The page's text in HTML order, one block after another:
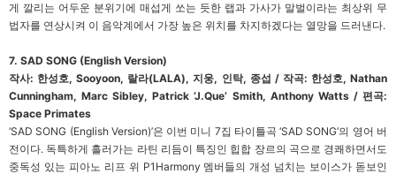
게 깔리는 어두운 분위기에 매섭게 쏘는 듯한 랩과 가사가 말벌이라는 최상위 무
법자를 연상시켜 이 음악계에서 가장 높은 위치를 차지하겠다는 열망을 드러낸다.
7. SAD SONG (English Version)
작사: 한성호, Sooyoon, 랄라(LALA), 지웅, 인탁, 종섭 / 작곡: 한성호, Nathan
Cunningham, Marc Sibley, Patrick ‘J.Que’ Smith, Anthony Watts / 편곡:
Space Primates
‘SAD SONG (English Version)’은 이번 미니 7집 타이틀곡 ‘SAD SONG’의 영어 버
전이다. 독특하게 흘러가는 라틴 리듬이 특징인 힙합 장르의 곡으로 경쾌하면서도
중독성 있는 피아노 리프 위 P1Harmony 멤버들의 개성 넘치는 보이스가 돋보인